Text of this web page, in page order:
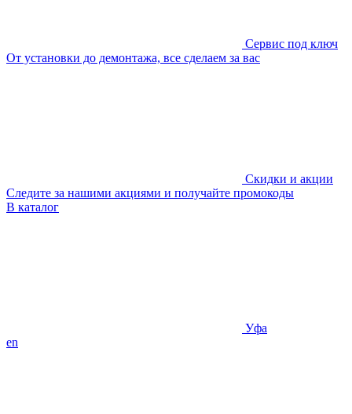
Сервис под ключ
От установки до демонтажа, все сделаем за вас
Скидки и акции
Следите за нашими акциями и получайте промокоды
В каталог
Уфа
en